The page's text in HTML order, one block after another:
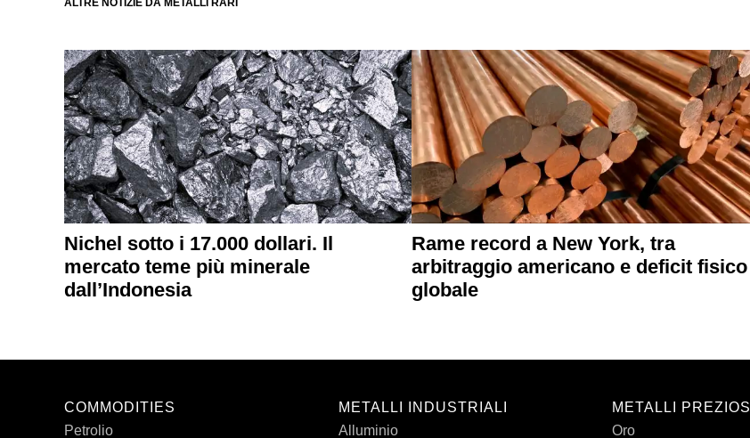
Nichel sotto i 17.000 dollari. Il
mercato teme più minerale
dall’Indonesia
Rame record a New York, tra
arbitraggio americano e deficit fisico
globale
COMMODITIES
Petrolio
METALLI INDUSTRIALI
Alluminio
METALLI PREZIOSI
Oro